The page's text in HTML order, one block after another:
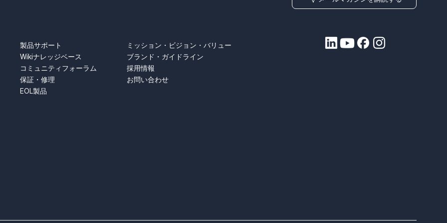
サポート
製品サポート
Wikiナレッジベース
コミュニティフォーラム
保証・修理
EOL製品
​当社について
ミッション・ビジョン・バリュー
ブランド・ガイドライン
採用情報
お問い合わせ